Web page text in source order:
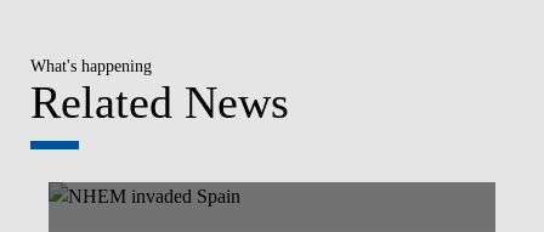
What's happening
Related News